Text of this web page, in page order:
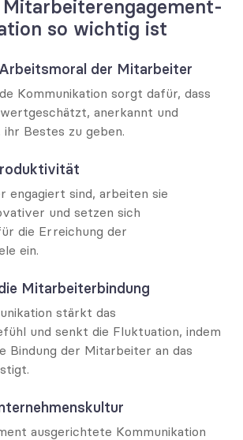
so wichtig ist
der Mitarbeiter
Kommunikation sorgt dafür, dass
anerkannt und
Bestes zu geben.
engagiert sind, arbeiten sie
und setzen sich
die Erreichung der
ein.
Mitarbeiterbindung
stärkt das
und senkt die Fluktuation, indem
Bindung der Mitarbeiter an das
ausgerichtete Kommunikation